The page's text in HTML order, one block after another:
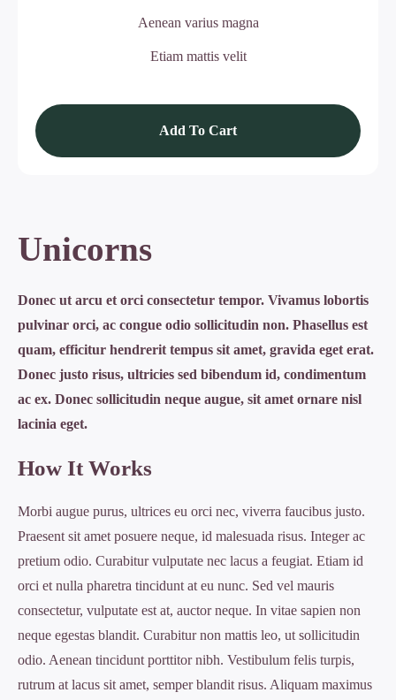
Aenean varius magna
Etiam mattis velit
Unicorns
Donec ut arcu et orci consectetur tempor. Vivamus lobortis
pulvinar orci, ac congue odio sollicitudin non. Phasellus est
quam, efficitur hendrerit tempus sit amet, gravida eget erat.
Donec justo risus, ultricies sed bibendum id, condimentum
ac ex. Donec sollicitudin neque augue, sit amet ornare nisl
lacinia eget.
How It Works
Morbi augue purus, ultrices eu orci nec, viverra faucibus justo.
Praesent sit amet posuere neque, id malesuada risus. Integer ac
pretium odio. Curabitur vulputate nec lacus a feugiat. Etiam id
orci et nulla pharetra tincidunt at eu nunc. Sed vel mauris
consectetur, vulputate est at, auctor neque. In vitae sapien non
neque egestas blandit. Curabitur non mattis leo, ut sollicitudin
odio. Aenean tincidunt porttitor nibh. Vestibulum felis turpis,
rutrum at lacus sit amet, semper blandit risus. Aliquam maximus